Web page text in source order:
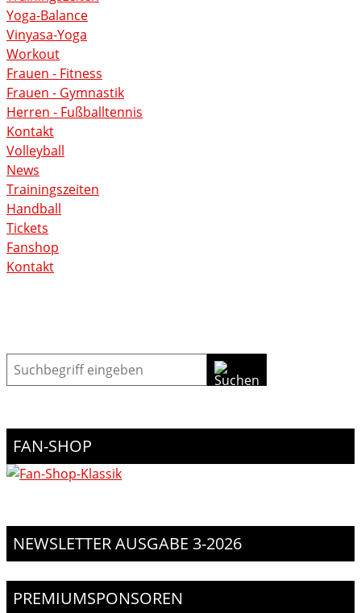
Yoga-Balance
Vinyasa-Yoga
Workout
Frauen - Fitness
Frauen - Gymnastik
Herren - Fußballtennis
Kontakt
Volleyball
News
Trainingszeiten
Handball
Tickets
Fanshop
Kontakt
Suche
FAN-SHOP
NEWSLETTER AUSGABE 3-2026
PREMIUMSPONSOREN